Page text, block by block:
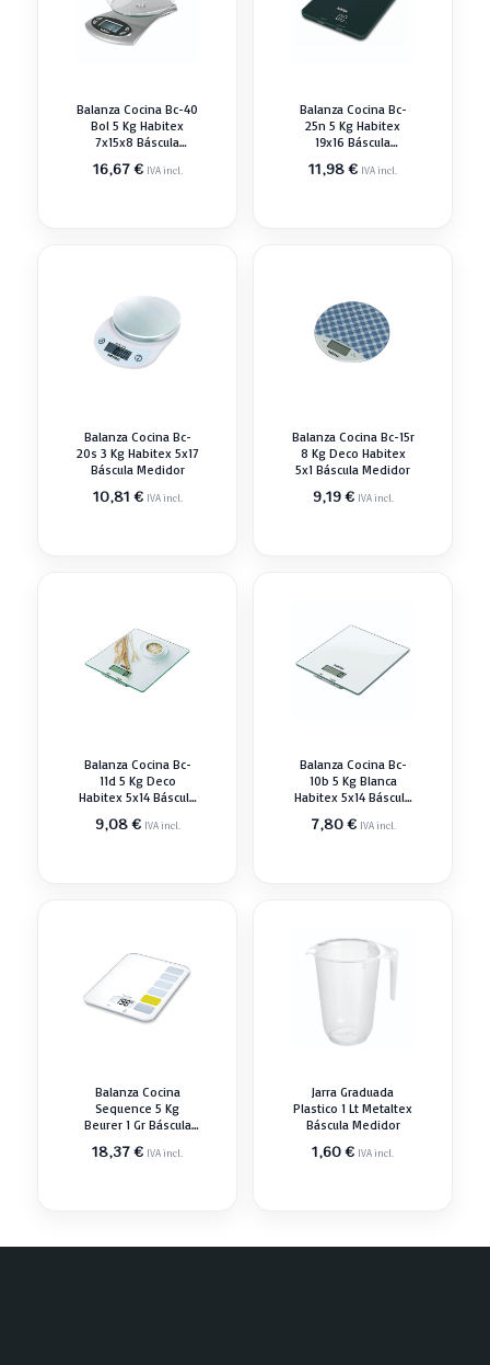
Balanza Cocina Bc-40
Bol 5 Kg Habitex
7x15x8 Báscula
16,67€ IVA incl.
Balanza Cocina Bc-
25n 5 Kg Habitex
19x16 Báscula
11,98€ IVA incl.
Balanza Cocina Bc-
20s 3 Kg Habitex 5x17
Báscula Medidor
10,81€ IVA incl.
Balanza Cocina Bc-15r
8 Kg Deco Habitex
5x1 Báscula Medidor
9,19€ IVA incl.
Balanza Cocina Bc-
11d 5 Kg Deco
Habitex 5x14 Báscula
9,08€ IVA incl.
Balanza Cocina Bc-
10b 5 Kg Blanca
Habitex 5x14 Báscula
7,80€ IVA incl.
Balanza Cocina
Sequence 5 Kg
Beurer 1 Gr Báscula
18,37€ IVA incl.
Jarra Graduada
Plastico 1 Lt Metaltex
Báscula Medidor
1,60€ IVA incl.